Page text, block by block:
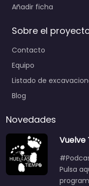
Añadir ficha
Sobre el
Contacto
Equipo
Listado de
Blog
Novedades
Vuelve
Pulsa